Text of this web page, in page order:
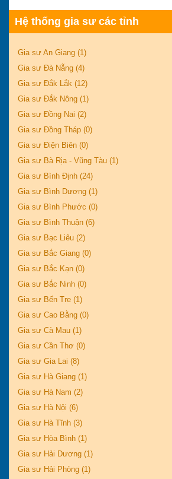
Hệ thống gia sư các tỉnh
Gia sư An Giang (1)
Gia sư Đà Nẵng (4)
Gia sư Đắk Lắk (12)
Gia sư Đắk Nông (1)
Gia sư Đồng Nai (2)
Gia sư Đồng Tháp (0)
Gia sư Điện Biên (0)
Gia sư Bà Rịa - Vũng Tàu (1)
Gia sư Bình Định (24)
Gia sư Bình Dương (1)
Gia sư Bình Phước (0)
Gia sư Bình Thuận (6)
Gia sư Bạc Liêu (2)
Gia sư Bắc Giang (0)
Gia sư Bắc Kạn (0)
Gia sư Bắc Ninh (0)
Gia sư Bến Tre (1)
Gia sư Cao Bằng (0)
Gia sư Cà Mau (1)
Gia sư Cần Thơ (0)
Gia sư Gia Lai (8)
Gia sư Hà Giang (1)
Gia sư Hà Nam (2)
Gia sư Hà Nội (6)
Gia sư Hà Tĩnh (3)
Gia sư Hòa Bình (1)
Gia sư Hải Dương (1)
Gia sư Hải Phòng (1)